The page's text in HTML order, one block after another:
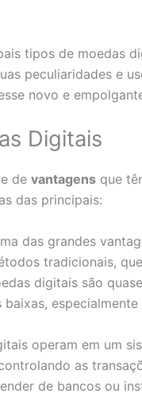
tipos de moedas
peculiaridades e
novo e
Digitais
de vantagens que
das principais:
das grandes
tradicionais,
digitais são
operam em um
as
de bancos ou